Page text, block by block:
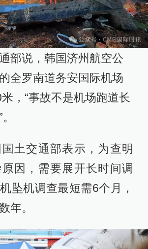
部说，韩国济州航空公
全罗南道务安国际机场
，“事故不是机场跑道长
土交通部表示，为查明
因，需要展开长时间调
坠机调查最短需6个月，
年。